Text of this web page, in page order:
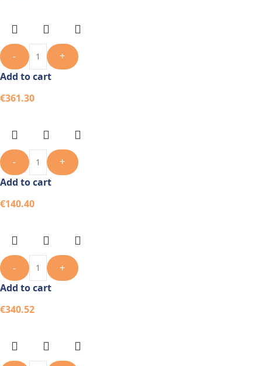
-
+
Add to cart
€361.30
-
+
Add to cart
€140.40
-
+
Add to cart
€340.52